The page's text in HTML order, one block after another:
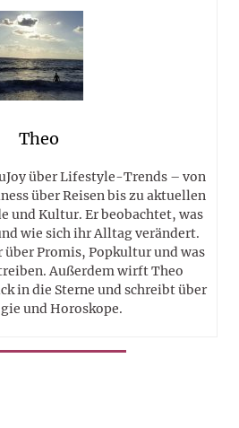
Theo
über Lifestyle-Trends – von
über Reisen bis zu aktuellen
und Kultur. Er beobachtet, was
wie sich ihr Alltag verändert.
über Promis, Popkultur und was
Außerdem wirft Theo
in die Sterne und schreibt über
und Horoskope.